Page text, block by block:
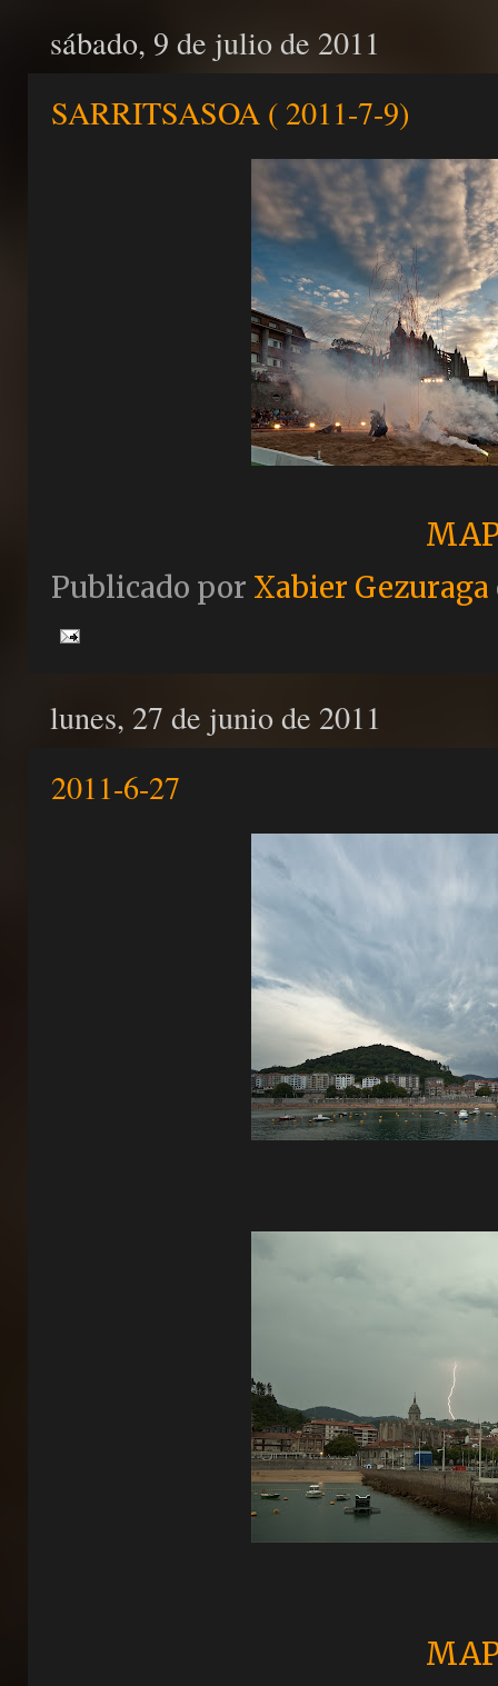
sábado, 9 de julio de 2011
SARRITSASOA ( 2011-7-9)
Publicado por Xabier Gezuraga
lunes, 27 de junio de 2011
2011-6-27